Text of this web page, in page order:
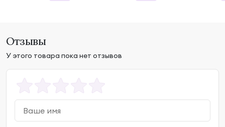
Отзывы
У этого товара пока нет отзывов